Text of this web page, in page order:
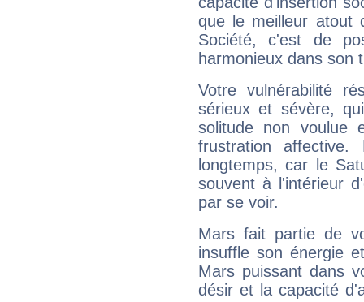
que le meilleur atout
Société, c'est de
harmonieux dans son
Votre vulnérabilité
sérieux et sévère,
solitude non voulue
frustration
longtemps, car le
souvent à l'intérieur
par se voir.
Mars fait partie de
insuffle son énergie
Mars puissant dans
désir et la capacité